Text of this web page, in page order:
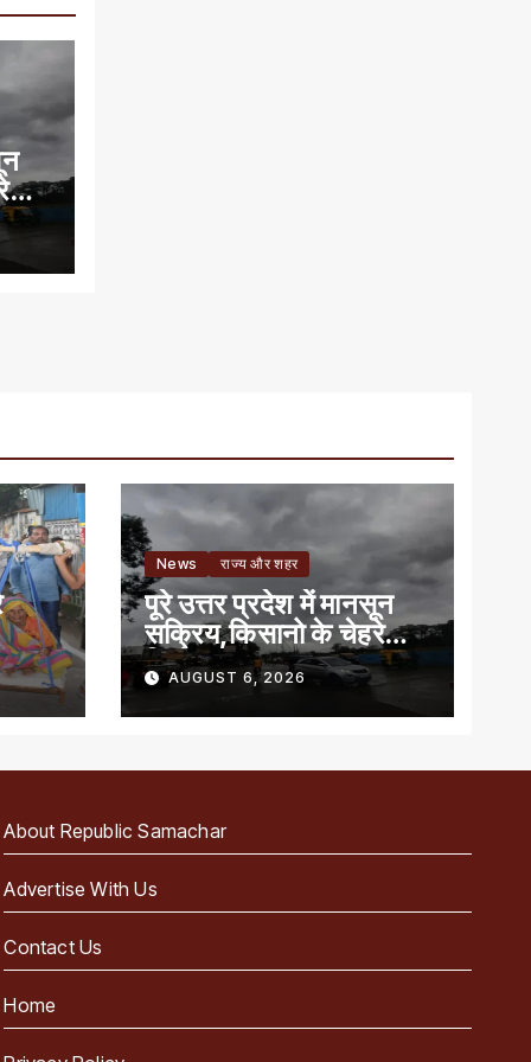
News राज्य और शहर
पूरे उत्तर प्रदेश में मानसून
सक्रिय,किसानो के चेहरे
खिलेAUGUST 6, 2026
About Republic Samachar
Advertise With Us
Contact Us
Home